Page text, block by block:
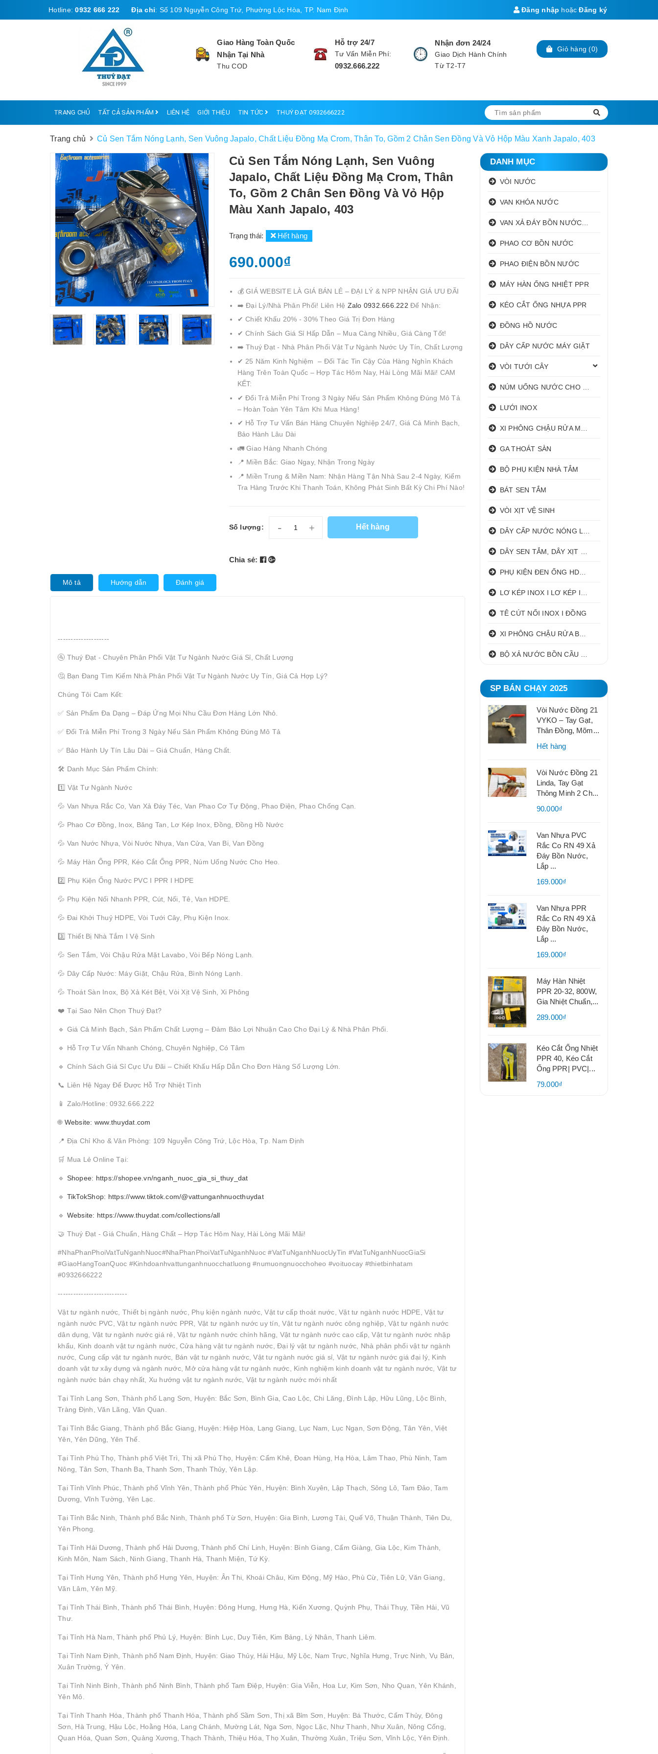
Hotline:0932 666 222 Địa chỉ: Số 109 Nguyễn Công Trứ, Phường Lộc Hòa, TP. Nam Định Đăng nhập hoặc Đăng ký
Giao Hàng Toàn Quốc
Nhận Tại Nhà
Thu COD
Hỗ trợ 24/7
Tư Vấn Miễn Phí:
0932.666.222
Nhận đơn 24/24
Giao Dịch Hành Chính
Từ T2-T7
Giỏ hàng (0)
TRANG CHỦ TẤT CẢ SẢN PHẨM LIÊN HỆ GIỚI THIỆU TIN TỨC THUÝ ĐẠT 0932666222
Trang chủ Củ Sen Tắm Nóng Lạnh, Sen Vuông Japalo, Chất Liệu Đồng Mạ Crom, Thân To, Gồm 2 Chân Sen Đồng Và Vỏ Hộp Màu Xanh Japalo, 403
Củ Sen Tắm Nóng Lạnh, Sen Vuông
Japalo, Chất Liệu Đồng Mạ Crom, Thân
To, Gồm 2 Chân Sen Đồng Và Vỏ Hộp
Màu Xanh Japalo, 403
Trạng thái: Hết hàng
690.000₫
💰 GIÁ WEBSITE LÀ GIÁ BÁN LẺ – ĐẠI LÝ & NPP NHẬN GIÁ ƯU ĐÃI
➡️ Đại Lý/Nhà Phân Phối! Liên Hệ Zalo 0932.666.222Để Nhận:
✔ Chiết Khấu 20% - 30% Theo Giá Trị Đơn Hàng
✔ Chính Sách Giá Sỉ Hấp Dẫn – Mua Càng Nhiều, Giá Càng Tốt!
➡️ Thuý Đạt - Nhà Phân Phối Vật Tư Ngành Nước Uy Tín, Chất Lượng
✔ 25 Năm Kinh Nghiệm – Đối Tác Tin Cậy Của Hàng Nghìn Khách
Hàng Trên Toàn Quốc – Hợp Tác Hôm Nay, Hài Lòng Mãi Mãi! CAM
KẾT:
✔ Đổi Trả Miễn Phí Trong 3 Ngày Nếu Sản Phẩm Không Đúng Mô Tả
– Hoàn Toàn Yên Tâm Khi Mua Hàng!
✔ Hỗ Trợ Tư Vấn Bán Hàng Chuyên Nghiệp 24/7, Giá Cả Minh Bạch,
Bảo Hành Lâu Dài
🚛 Giao Hàng Nhanh Chóng
📍 Miền Bắc: Giao Ngay, Nhận Trong Ngày
📍 Miền Trung & Miền Nam: Nhận Hàng Tận Nhà Sau 2-4 Ngày, Kiểm
Tra Hàng Trước Khi Thanh Toán, Không Phát Sinh Bất Kỳ Chi Phí Nào!
Số lượng: - + Hết hàng
Chia sẻ:
Mô tả Hướng dẫn Đánh giá
--------------------
🚰 Thuý Đạt - Chuyên Phân Phối Vật Tư Ngành Nước Giá Sỉ, Chất Lượng
🤔 Bạn Đang Tìm Kiếm Nhà Phân Phối Vật Tư Ngành Nước Uy Tín, Giá Cả Hợp Lý?
Chúng Tôi Cam Kết:
✅ Sản Phẩm Đa Dạng – Đáp Ứng Mọi Nhu Cầu Đơn Hàng Lớn Nhỏ.
✅ Đổi Trả Miễn Phí Trong 3 Ngày Nếu Sản Phẩm Không Đúng Mô Tả
✅ Bảo Hành Uy Tín Lâu Dài – Giá Chuẩn, Hàng Chất.
🛠 Danh Mục Sản Phẩm Chính:
1️⃣ Vật Tư Ngành Nước
💦 Van Nhựa Rắc Co, Van Xả Đáy Téc, Van Phao Cơ Tự Động, Phao Điện, Phao Chống Cạn.
💦 Phao Cơ Đồng, Inox, Băng Tan, Lơ Kép Inox, Đồng, Đồng Hồ Nước
💦 Van Nước Nhựa, Vòi Nước Nhựa, Van Cửa, Van Bi, Van Đồng
💦 Máy Hàn Ống PPR, Kéo Cắt Ống PPR, Núm Uống Nước Cho Heo.
2️⃣ Phụ Kiện Ống Nước PVC I PPR I HDPE
💦 Phụ Kiện Nối Nhanh PPR, Cút, Nối, Tê, Van HDPE.
💦 Đai Khởi Thuỷ HDPE, Vòi Tưới Cây, Phụ Kiện Inox.
3️⃣ Thiết Bị Nhà Tắm I Vệ Sinh
💦 Sen Tắm, Vòi Chậu Rửa Mặt Lavabo, Vòi Bếp Nóng Lạnh.
💦 Dây Cấp Nước: Máy Giặt, Chậu Rửa, Bình Nóng Lạnh.
💦 Thoát Sàn Inox, Bộ Xả Két Bệt, Vòi Xịt Vệ Sinh, Xi Phông
❤️ Tại Sao Nên Chọn Thuý Đạt?
🔹 Giá Cả Minh Bạch, Sản Phẩm Chất Lượng – Đảm Bảo Lợi Nhuận Cao Cho Đại Lý & Nhà Phân Phối.
🔹 Hỗ Trợ Tư Vấn Nhanh Chóng, Chuyên Nghiệp, Có Tâm
🔹 Chính Sách Giá Sỉ Cực Ưu Đãi – Chiết Khấu Hấp Dẫn Cho Đơn Hàng Số Lượng Lớn.
📞 Liên Hệ Ngay Để Được Hỗ Trợ Nhiệt Tình
📱 Zalo/Hotline: 0932.666.222
🌐 Website: www.thuydat.com
📍 Địa Chỉ Kho & Văn Phòng: 109 Nguyễn Công Trứ, Lộc Hòa, Tp. Nam Định
🛒 Mua Lẻ Online Tại:
🔹 Shopee: https://shopee.vn/nganh_nuoc_gia_si_thuy_dat
🔹 TikTokShop: https://www.tiktok.com/@vattunganhnuocthuydat
🔹 Website: https://www.thuydat.com/collections/all
🤝 Thuý Đạt - Giá Chuẩn, Hàng Chất – Hợp Tác Hôm Nay, Hài Lòng Mãi Mãi!
#NhaPhanPhoiVatTuNganhNuoc#NhaPhanPhoiVatTuNganhNuoc #VatTuNganhNuocUyTin #VatTuNganhNuocGiaSi
#GiaoHangToanQuoc #Kinhdoanhvattunganhnuocchatluong #numuongnuocchoheo #voituocay #thietbinhatam
#0932666222
---------------------------
Vật tư ngành nước, Thiết bị ngành nước, Phụ kiện ngành nước, Vật tư cấp thoát nước, Vật tư ngành nước HDPE, Vật tư
ngành nước PVC, Vật tư ngành nước PPR, Vật tư ngành nước uy tín, Vật tư ngành nước công nghiệp, Vật tư ngành nước
dân dụng, Vật tư ngành nước giá rẻ, Vật tư ngành nước chính hãng, Vật tư ngành nước cao cấp, Vật tư ngành nước nhập
khẩu, Kinh doanh vật tư ngành nước, Cửa hàng vật tư ngành nước, Đại lý vật tư ngành nước, Nhà phân phối vật tư ngành
nước, Cung cấp vật tư ngành nước, Bán vật tư ngành nước, Vật tư ngành nước giá sỉ, Vật tư ngành nước giá đại lý, Kinh
doanh vật tư xây dựng và ngành nước, Mở cửa hàng vật tư ngành nước, Kinh nghiệm kinh doanh vật tư ngành nước, Vật tư
ngành nước bán chạy nhất, Xu hướng vật tư ngành nước, Vật tư ngành nước mới nhất
Tại Tỉnh Lạng Sơn, Thành phố Lạng Sơn, Huyện: Bắc Sơn, Bình Gia, Cao Lộc, Chi Lăng, Đình Lập, Hữu Lũng, Lộc Bình,
Tràng Định, Văn Lãng, Văn Quan.
Tại Tỉnh Bắc Giang, Thành phố Bắc Giang, Huyện: Hiệp Hòa, Lạng Giang, Lục Nam, Lục Ngạn, Sơn Động, Tân Yên, Việt
Yên, Yên Dũng, Yên Thế.
Tại Tỉnh Phú Thọ, Thành phố Việt Trì, Thị xã Phú Thọ, Huyện: Cẩm Khê, Đoan Hùng, Hạ Hòa, Lâm Thao, Phù Ninh, Tam
Nông, Tân Sơn, Thanh Ba, Thanh Sơn, Thanh Thủy, Yên Lập.
Tại Tỉnh Vĩnh Phúc, Thành phố Vĩnh Yên, Thành phố Phúc Yên, Huyện: Bình Xuyên, Lập Thạch, Sông Lô, Tam Đảo, Tam
Dương, Vĩnh Tường, Yên Lạc.
Tại Tỉnh Bắc Ninh, Thành phố Bắc Ninh, Thành phố Từ Sơn, Huyện: Gia Bình, Lương Tài, Quế Võ, Thuận Thành, Tiên Du,
Yên Phong.
Tại Tỉnh Hải Dương, Thành phố Hải Dương, Thành phố Chí Linh, Huyện: Bình Giang, Cẩm Giàng, Gia Lộc, Kim Thành,
Kinh Môn, Nam Sách, Ninh Giang, Thanh Hà, Thanh Miện, Tứ Kỳ.
Tại Tỉnh Hưng Yên, Thành phố Hưng Yên, Huyện: Ân Thi, Khoái Châu, Kim Động, Mỹ Hào, Phù Cừ, Tiên Lữ, Văn Giang,
Văn Lâm, Yên Mỹ.
Tại Tỉnh Thái Bình, Thành phố Thái Bình, Huyện: Đông Hưng, Hưng Hà, Kiến Xương, Quỳnh Phụ, Thái Thụy, Tiền Hải, Vũ
Thư.
Tại Tỉnh Hà Nam, Thành phố Phủ Lý, Huyện: Bình Lục, Duy Tiên, Kim Bảng, Lý Nhân, Thanh Liêm.
Tại Tỉnh Nam Định, Thành phố Nam Định, Huyện: Giao Thủy, Hải Hậu, Mỹ Lộc, Nam Trực, Nghĩa Hưng, Trực Ninh, Vụ Bản,
Xuân Trường, Ý Yên.
Tại Tỉnh Ninh Bình, Thành phố Ninh Bình, Thành phố Tam Điệp, Huyện: Gia Viễn, Hoa Lư, Kim Sơn, Nho Quan, Yên Khánh,
Yên Mô.
Tại Tỉnh Thanh Hóa, Thành phố Thanh Hóa, Thành phố Sầm Sơn, Thị xã Bỉm Sơn, Huyện: Bá Thước, Cẩm Thủy, Đông
Sơn, Hà Trung, Hậu Lộc, Hoằng Hóa, Lang Chánh, Mường Lát, Nga Sơn, Ngọc Lặc, Như Thanh, Như Xuân, Nông Cống,
Quan Hóa, Quan Sơn, Quảng Xương, Thạch Thành, Thiệu Hóa, Thọ Xuân, Thường Xuân, Triệu Sơn, Vĩnh Lộc, Yên Định.
DANH MỤC
VÒI NƯỚC
VAN KHÓA NƯỚC
PHAO CƠ BỒN NƯỚC
PHAO ĐIỆN BỒN NƯỚC
MÁY HÀN ỐNG NHIỆT PPR
KÉO CẮT ỐNG NHỰA PPR
ĐỒNG HỒ NƯỚC
DÂY CẤP NƯỚC MÁY GIẶT
VÒI TƯỚI CÂY
LƯỚI INOX
GA THOÁT SÀN
BỘ PHỤ KIỆN NHÀ TẮM
BÁT SEN TẮM
VÒI XỊT VỆ SINH
TÊ CÚT NỐI INOX I ĐỒNG
SP BÁN CHẠY 2025
Vòi Nước Đồng 21
VYKO – Tay Gạt,
Thân Đồng, Mõm...
Hết hàng
Vòi Nước Đồng 21
Linda, Tay Gạt
Thông Minh 2 Ch...
90.000₫
Van Nhựa PVC
Rắc Co RN 49 Xả
Đáy Bồn Nước,
Lắp ...
169.000₫
Van Nhựa PPR
Rắc Co RN 49 Xả
Đáy Bồn Nước,
Lắp ...
169.000₫
Máy Hàn Nhiệt
PPR 20-32, 800W,
Gia Nhiệt Chuẩn,...
289.000₫
Kéo Cắt Ống Nhiệt
PPR 40, Kéo Cắt
Ống PPR| PVC|...
79.000₫